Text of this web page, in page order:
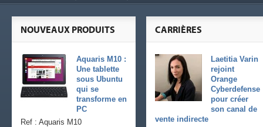
CARRIÈRES
Laetitia Varin
rejoint
Orange
Cyberdefense
pour créer
son canal de
vente indirecte
NOUVEAUX PRODUITS
Aquaris M10 :
Une tablette
sous Ubuntu
qui se
transforme en
PC
Ref : Aquaris M10